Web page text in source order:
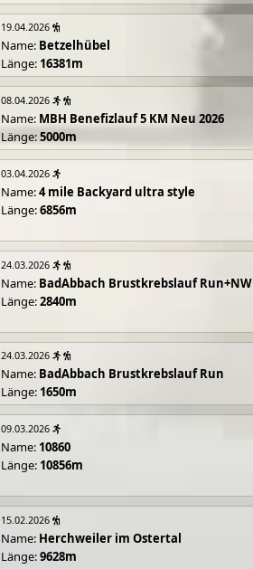
19.04.2026
Name: Betzelhübel
Länge: 16381m
08.04.2026
Name: MBH Benefizlauf 5 KM Neu 2026
Länge:5000m
03.04.2026
Name:4 mile Backyard ultra style
Länge:6856m
24.03.2026
Name: BadAbbach Brustkrebslauf Run+NW
Länge:2840m
24.03.2026
Name: BadAbbach Brustkrebslauf Run
Länge: 1650m
09.03.2026
Name: 10860
Länge: 10856m
15.02.2026
Name: Herchweiler im Ostertal
Länge:9628m